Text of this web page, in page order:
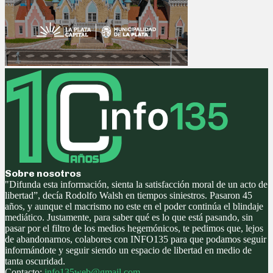
Sobre nosotros
"Difunda esta información, sienta la satisfacción moral de un acto de
libertad”, decía Rodolfo Walsh en tiempos siniestros. Pasaron 45
años, y aunque el macrismo no este en el poder continúa el blindaje
mediático. Justamente, para saber qué es lo que está pasando, sin
pasar por el filtro de los medios hegemónicos, te pedimos que, lejos
de abandonarnos, colabores con INFO135 para que podamos seguir
informándote y seguir siendo un espacio de libertad en medio de
tanta oscuridad.